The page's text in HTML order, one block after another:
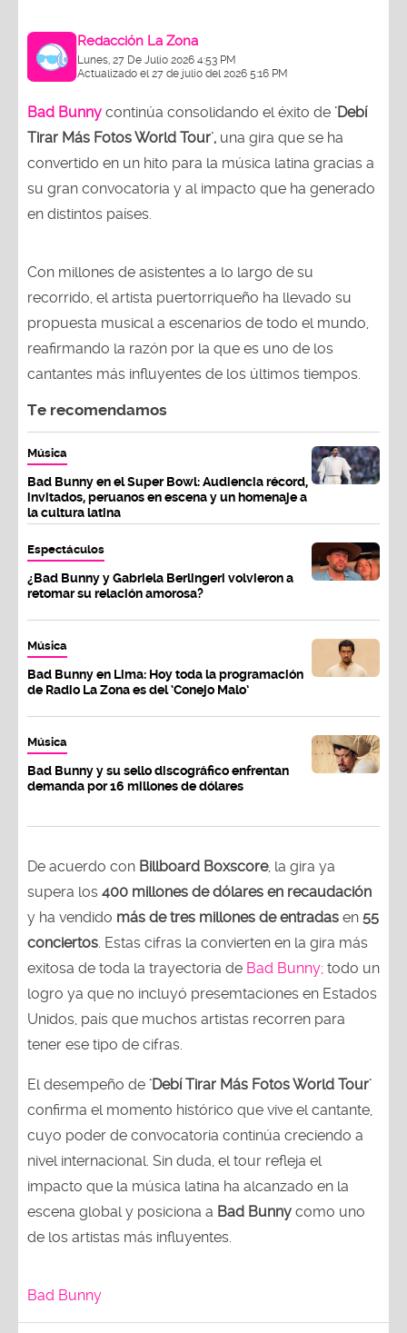
Redacción La Zona
Lunes, 27 De Julio 2026 4:53 PM
Actualizado el 27 de julio del 2026 5:16 PM
Bad Bunny continúa consolidando el éxito de 'Debí
Tirar Más Fotos World Tour', una gira que se ha
convertido en un hito para la música latina gracias a
su gran convocatoria y al impacto que ha generado
en distintos países.
Con millones de asistentes a lo largo de su
recorrido, el artista puertorriqueño ha llevado su
propuesta musical a escenarios de todo el mundo,
reafirmando la razón por la que es uno de los
cantantes más influyentes de los últimos tiempos.
Te recomendamos
Música
Bad Bunny en el Super Bowl: Audiencia récord,
invitados, peruanos en escena y un homenaje a
la cultura latina
Espectáculos
¿Bad Bunny y Gabriela Berlingeri volvieron a
retomar su relación amorosa?
Música
Bad Bunny en Lima: Hoy toda la programación
de Radio La Zona es del ‘Conejo Malo’
Música
Bad Bunny y su sello discográfico enfrentan
demanda por 16 millones de dólares
De acuerdo con Billboard Boxscore, la gira ya
supera los 400 millones de dólares en recaudación
y ha vendido más de tres millones de entradas en 55
conciertos. Estas cifras la convierten en la gira más
exitosa de toda la trayectoria de Bad Bunny; todo un
logro ya que no incluyó presemtaciones en Estados
Unidos, país que muchos artistas recorren para
tener ese tipo de cifras.
El desempeño de 'Debí Tirar Más Fotos World Tour'
confirma el momento histórico que vive el cantante,
cuyo poder de convocatoria continúa creciendo a
nivel internacional. Sin duda, el tour refleja el
impacto que la música latina ha alcanzado en la
escena global y posiciona a Bad Bunny como uno
de los artistas más influyentes.
Bad Bunny